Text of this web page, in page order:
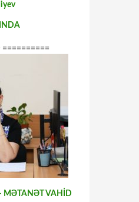
MƏTANƏT VAHİD